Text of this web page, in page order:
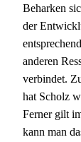
Beharken
der
anderen
verbindet.
hat Scholz
Ferner gilt
kann man